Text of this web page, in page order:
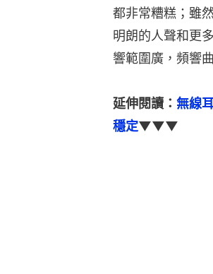
都非常糟糕；雖
明朗的人聲和更
響範圍廣，頻響
延伸閱讀： 無線
穩定▼▼▼